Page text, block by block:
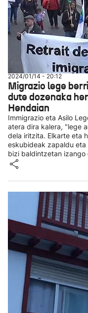
2024/01/14 - 20:12
Migrazio lege
dute dozenaka
Hendaian
Immigrazio eta Asilo
atera dira kalera, "lege
dela iritzita. Elkarte eta
eskubideak zapaldu
bizi baldintzetan izango